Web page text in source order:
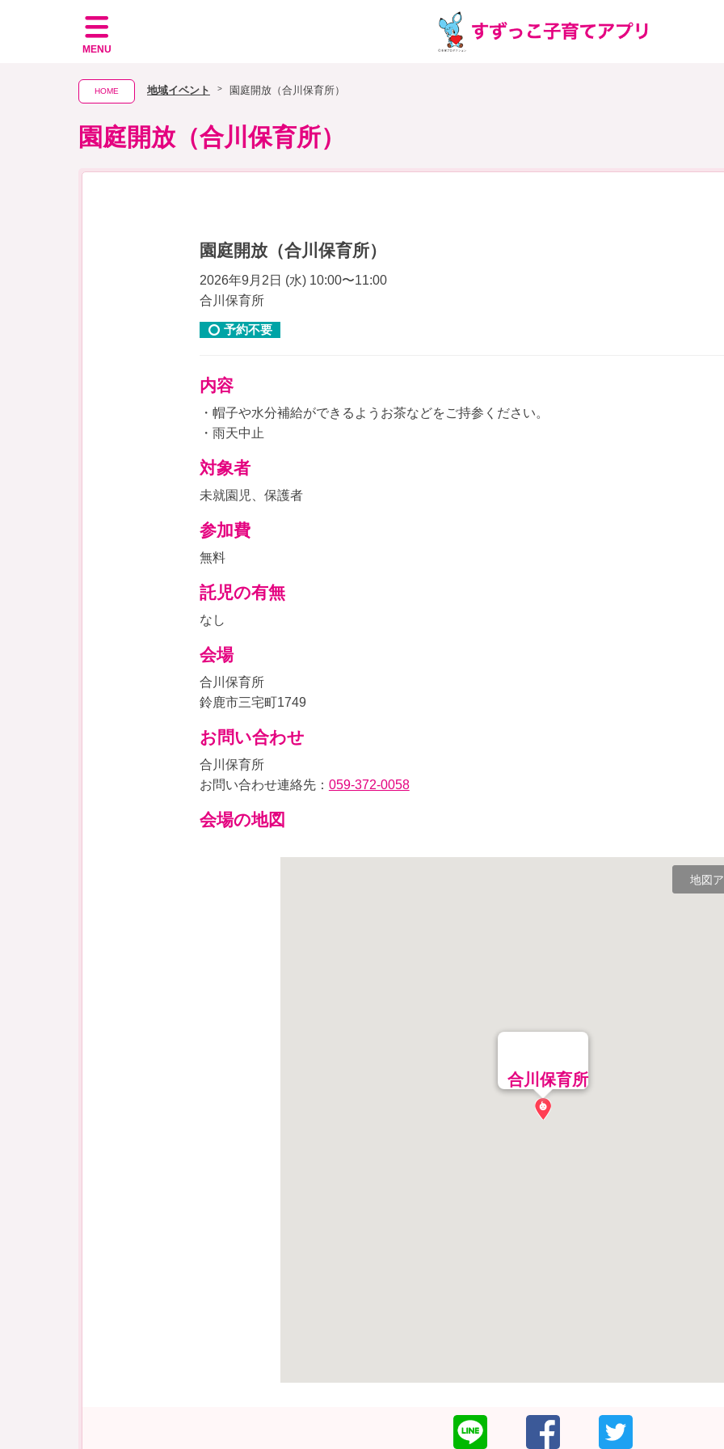
MENU
HOME 地域イベント 園庭開放（合川保育所）
園庭開放（合川保育所）
園庭開放（合川保育所）
2026年9月2日 (水) 10:00〜11:00
合川保育所
予約不要
内容
・帽子や水分補給ができるようお茶などをご持参ください。
・雨天中止
対象者
未就園児、保護者
参加費
無料
託児の有無
なし
会場
合川保育所
鈴鹿市三宅町1749
お問い合わせ
合川保育所
お問い合わせ連絡先： 059-372-0058
会場の地図
地図
合川保育所